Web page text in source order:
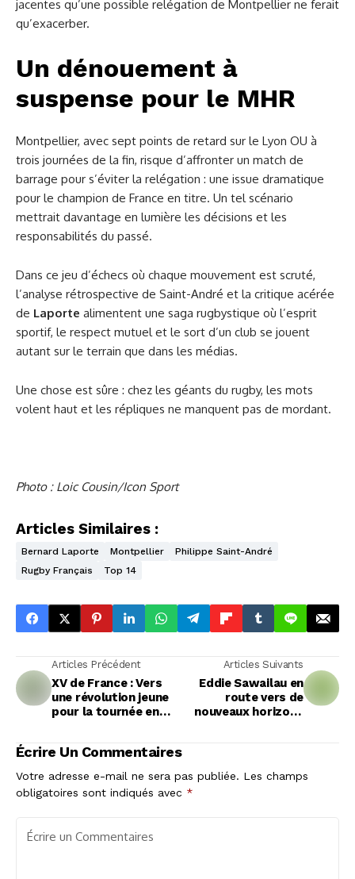
jacentes qu’une possible relégation de Montpellier ne ferait
qu’exacerber.
Un dénouement à
suspense pour le MHR
Montpellier, avec sept points de retard sur le Lyon OU à
trois journées de la fin, risque d’affronter un match de
barrage pour s’éviter la relégation : une issue dramatique
pour le champion de France en titre. Un tel scénario
mettrait davantage en lumière les décisions et les
responsabilités du passé.
Dans ce jeu d’échecs où chaque mouvement est scruté,
l’analyse rétrospective de Saint-André et la critique acérée
de Laporte alimentent une saga rugbystique où l’esprit
sportif, le respect mutuel et le sort d’un club se jouent
autant sur le terrain que dans les médias.
Une chose est sûre : chez les géants du rugby, les mots
volent haut et les répliques ne manquent pas de mordant.
Photo : Loic Cousin/Icon Sport
Articles Similaires :
Bernard Laporte Montpellier
Philippe Saint-André
Rugby Français
Top 14
Articles Précédent
XV de France : Vers
une révolution jeune
pour la tournée en
Articles Suivants
Eddie Sawailau en
route vers de
nouveaux horizons
Écrire Un Commentaires
Votre adresse e-mail ne sera pas publiée. Les champs
obligatoires sont indiqués avec *